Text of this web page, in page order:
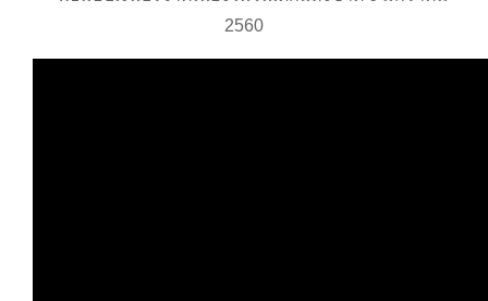
2560